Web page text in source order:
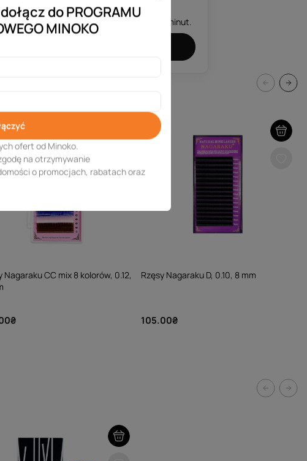
а skontaktujemy się z Tobą w ciągu kilku minut.
Nagaraku CC mix 8 kolorów, 0.12,
Rzęsy Nagaraku D, 0.10, 8 mm
105.00₴
do PROGRAMU
MINOKO
ofert od Minoko.
na otrzymywanie
o promocjach, rabatach oraz